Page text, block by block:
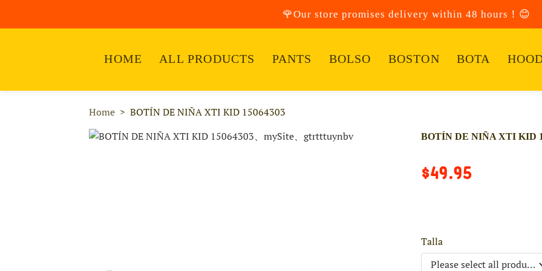
HOME ALL PRODUCTS PANTS BOLSO BOSTON BOTA
🌹Our store promises delivery within 48 hours！😊
Home BOTÍN DE NIÑA XTI KID 15064303
BOTÍN DE NIÑA XTI KID
$49.95
Talla